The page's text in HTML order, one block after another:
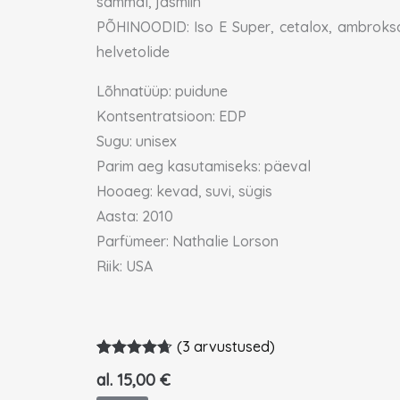
PÕHINOODID: Iso E Super, cetalox,
helvetolide
Lõhnatüüp: puidune
Kontsentratsioon: EDP
Sugu: unisex
Parim aeg kasutamiseks: päeval
Hooaeg: kevad, suvi, sügis
Aasta: 2010
Parfümeer: Nathalie Lorson
Riik: USA
4.67/5
kliendi
(3 arvustused)
al. 15,00 €